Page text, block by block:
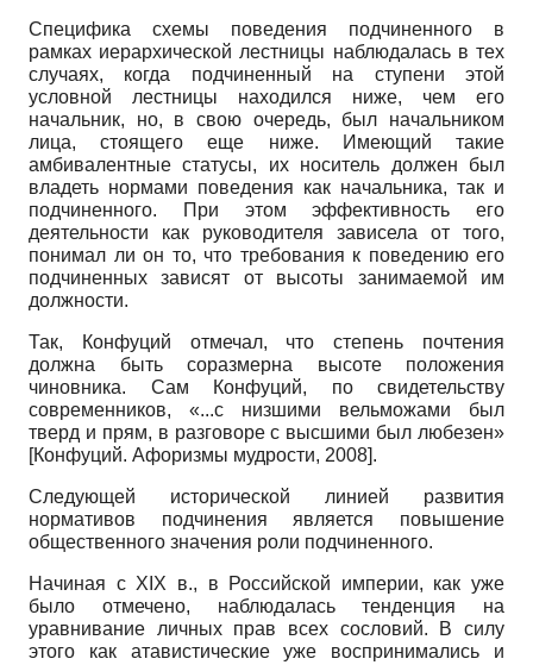
Специфика схемы поведения подчиненного в
рамках иерархической лестницы наблюдалась в тех
случаях, когда подчиненный на ступени этой
условной лестницы находился ниже, чем его
начальник, но, в свою очередь, был начальником
лица, стоящего еще ниже. Имеющий такие
амбивалентные статусы, их носитель должен был
владеть нормами поведения как начальника, так и
подчиненного. При этом эффективность его
деятельности как руководителя зависела от того,
понимал ли он то, что требования к поведению его
подчиненных зависят от высоты занимаемой им
должности.
Так, Конфуций отмечал, что степень почтения
должна быть соразмерна высоте положения
чиновника. Сам Конфуций, по свидетельству
современников, «...с низшими вельможами был
тверд и прям, в разговоре с высшими был любезен»
[Конфуций. Афоризмы мудрости, 2008].
Следующей исторической линией развития
нормативов подчинения является повышение
общественного значения роли подчиненного.
Начиная с XIX в., в Российской империи, как уже
было отмечено, наблюдалась тенденция на
уравнивание личных прав всех сословий. В силу
этого как атавистические уже воспринимались и